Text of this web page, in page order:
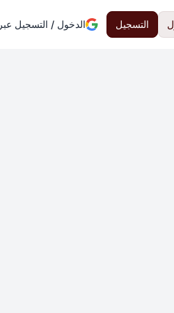
التسجيل الدخول / التسجيل عبر Google